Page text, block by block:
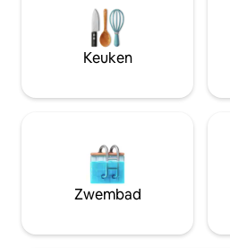
beetje van beide – dit stijlvolle en
appartement biedt alles wat je
hebt voor een onvergetelijk
Keuken
Zwembad